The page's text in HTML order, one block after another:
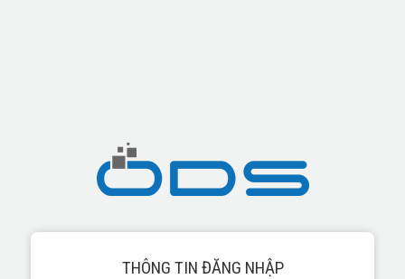
THÔNG TIN ĐĂNG NHẬP